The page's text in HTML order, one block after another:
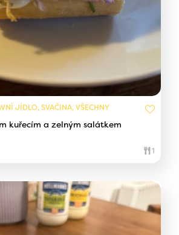
JÍDLO, SVAČINA, VŠECHNY
kuřecím a zelným salátkem
1